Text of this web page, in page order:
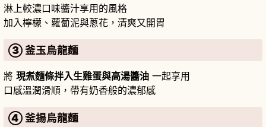
淋上較濃口味醬汁享用的風格
加入檸檬、蘿蔔泥與蔥花，清爽又開胃
③ 釜玉烏龍麵
將 現煮麵條拌入生雞蛋與高湯醬油 一起享用
口感溫潤滑順，帶有奶香般的濃郁感
④ 釜揚烏龍麵